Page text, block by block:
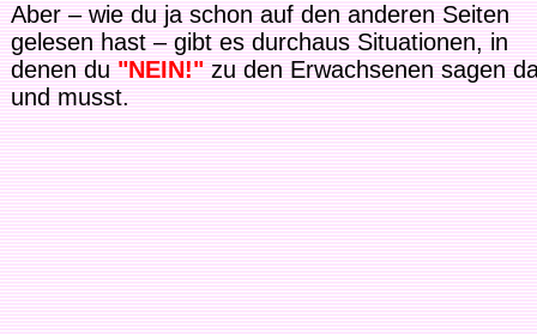
Aber – wie du ja schon auf den anderen Seiten
gelesen hast – gibt es durchaus Situationen, in
denen du"NEIN!"zu den Erwachsenen sagen
und musst.